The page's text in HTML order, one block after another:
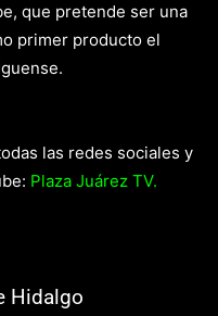
que pretende ser una
primer producto el
las redes sociales y
Plaza Juárez TV.
Hidalgo